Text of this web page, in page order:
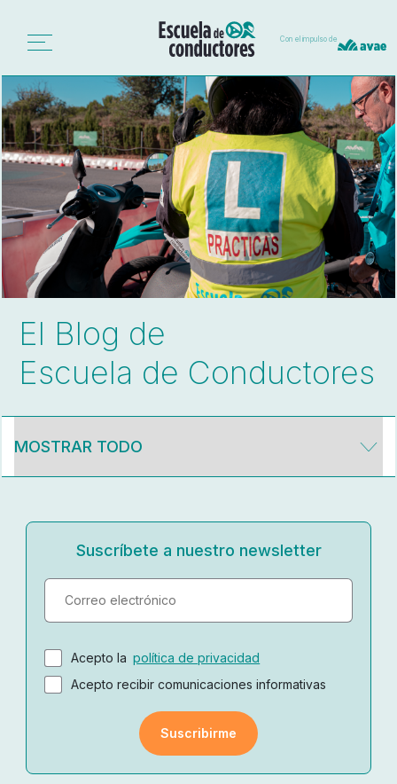
Con el impulso de
El Blog de
Escuela de Conductores
Suscríbete a nuestro newsletter
Acepto la política de privacidad
Acepto recibir comunicaciones informativas
Suscribirme